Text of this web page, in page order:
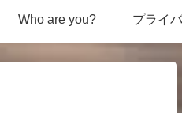
Who are you? プライ